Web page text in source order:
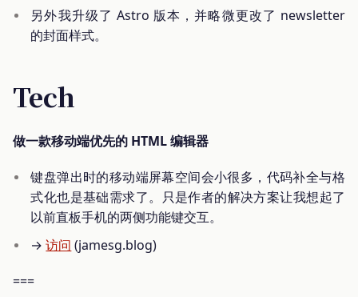
另外我升级了 Astro 版本，并略微更改了 newsletter
的封面样式。
Tech
做一款移动端优先的 HTML 编辑器
键盘弹出时的移动端屏幕空间会小很多，代码补全与格
式化也是基础需求了。只是作者的解决方案让我想起了
以前直板手机的两侧功能键交互。
→访问 (jamesg.blog)
===